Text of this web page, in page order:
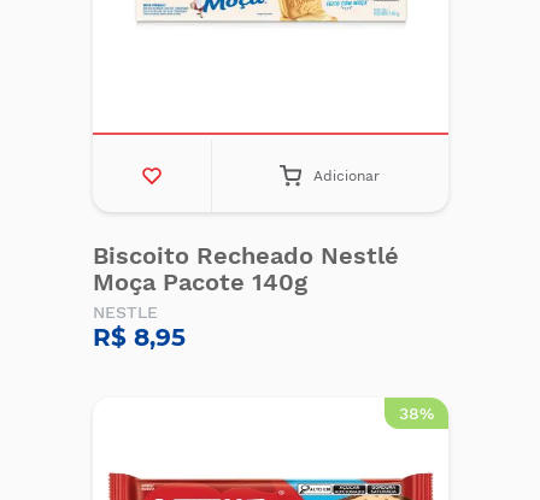
Adicionar
Biscoito Recheado Nestlé
Moça Pacote 140g
NESTLE
R$ 8,95
38%